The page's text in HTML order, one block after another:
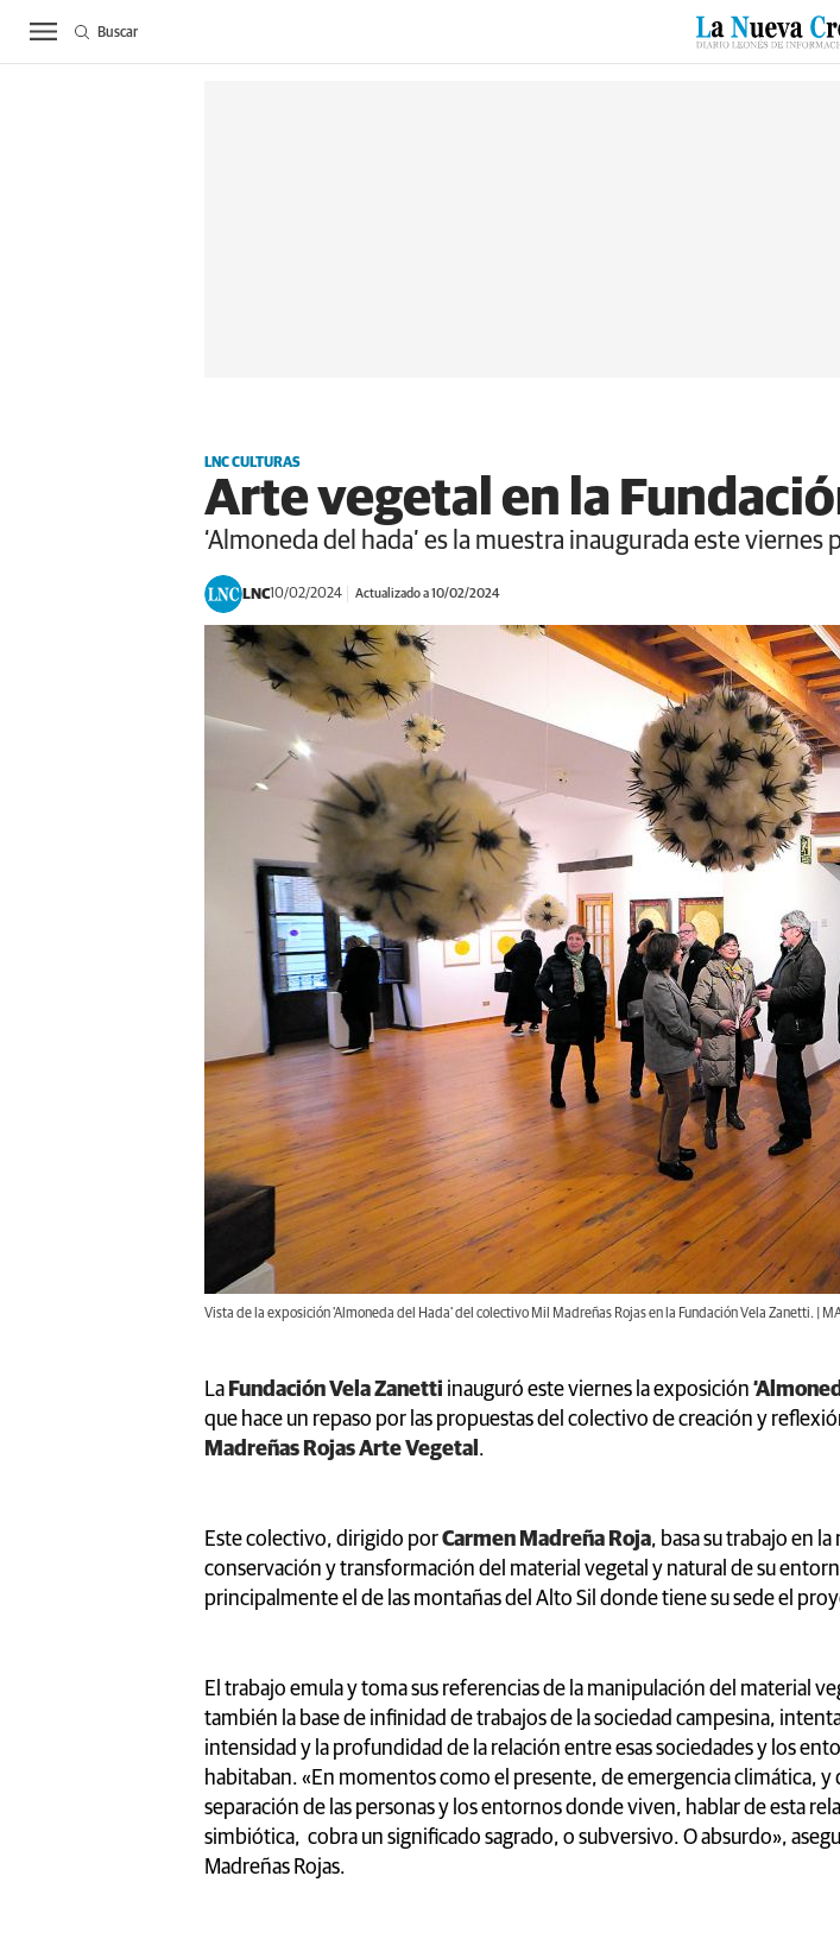
ACTUALIDAD BIERZO SUCESOS CULTURAS
Buscar
LNC CULTURAS
Arte vegetal en la
‘Almoneda del hada’ es la muestra inaugurada este
LNC10/02/2024 Actualizado a 10/02/2024
Vista de la exposición 'Almoneda del Hada' del colectivo Mil Madreñas Rojas en la Fundación Vela Zanetti. |
La Fundación Vela Zanetti inauguró este viernes la exposición
que hace un repaso por las propuestas del colectivo de creación y
Madreñas Rojas Arte Vegetal .
Este colectivo, dirigido porCarmen Madreña Roja, basa su trabajo en
conservación y transformación del material vegetal y natural de su
principalmente el de las montañas del Alto Sil donde tiene su sede el
El trabajo emula y toma sus referencias de la manipulación del material
también la base de infinidad de trabajos de la sociedad campesina,
intensidad y la profundidad de la relación entre esas sociedades y los
habitaban. «En momentos como el presente, de emergencia climática, y
separación de las personas y los entornos donde viven, hablar de esta
simbiótica, cobra un significado sagrado, o subversivo. O absurdo»,
Madreñas Rojas.